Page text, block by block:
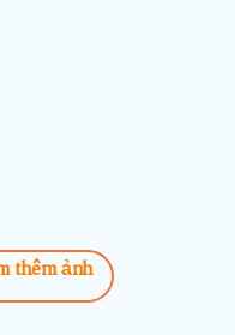
thêm ảnh